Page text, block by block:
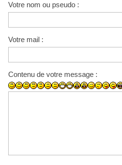
Votre nom ou pseudo :
Votre mail :
Contenu de votre message :